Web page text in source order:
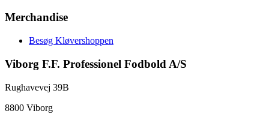
Merchandise
Besøg Kløvershoppen
Viborg F.F. Professionel Fodbold A/S
Rughavevej 39B
8800 Viborg